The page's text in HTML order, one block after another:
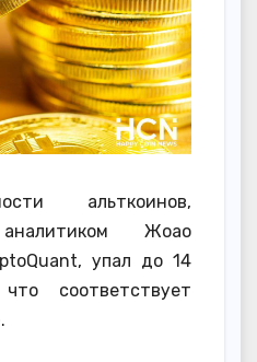
альткоинов,
Жоао
упал до 14
соответствует